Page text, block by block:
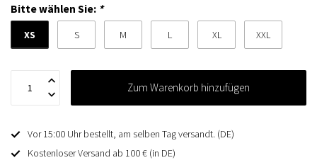
Bitte wählen Sie: *
XS S M L XL XXL
Zum Warenkorb hinzufügen
Vor 15:00 Uhr bestellt, am selben Tag versandt. (DE)
Kostenloser Versand ab 100 € (in DE)